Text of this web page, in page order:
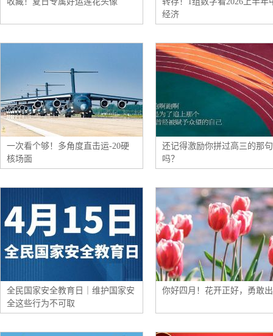
经济
一次看个够！多角度直击运-20硬
核场面
还记得激励你拼过高三的那
吗？
全民国家安全教育日｜维护国家安
全这些行为不可取
你好四月！花开正好，勇敢